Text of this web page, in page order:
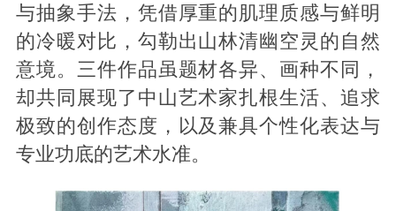
与抽象手法，凭借厚重的肌理质感与鲜明
的冷暖对比，勾勒出山林清幽空灵的自然
意境。三件作品虽题材各异、画种不同，
却共同展现了中山艺术家扎根生活、追求
极致的创作态度，以及兼具个性化表达与
专业功底的艺术水准。